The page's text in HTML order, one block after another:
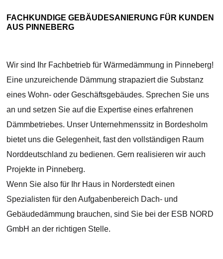
FACHKUNDIGE GEBÄUDESANIERUNG FÜR KUNDEN
AUS PINNEBERG
Wir sind Ihr Fachbetrieb für Wärmedämmung in Pinneberg!
Eine unzureichende Dämmung strapaziert die Substanz
eines Wohn- oder Geschäftsgebäudes. Sprechen Sie uns
an und setzen Sie auf die Expertise eines erfahrenen
Dämmbetriebes. Unser Unternehmenssitz in Bordesholm
bietet uns die Gelegenheit, fast den vollständigen Raum
Norddeutschland zu bedienen. Gern realisieren wir auch
Projekte in Pinneberg.
Wenn Sie also für Ihr Haus in Norderstedt einen
Spezialisten für den Aufgabenbereich Dach- und
Gebäudedämmung brauchen, sind Sie bei der ESB NORD
GmbH an der richtigen Stelle.